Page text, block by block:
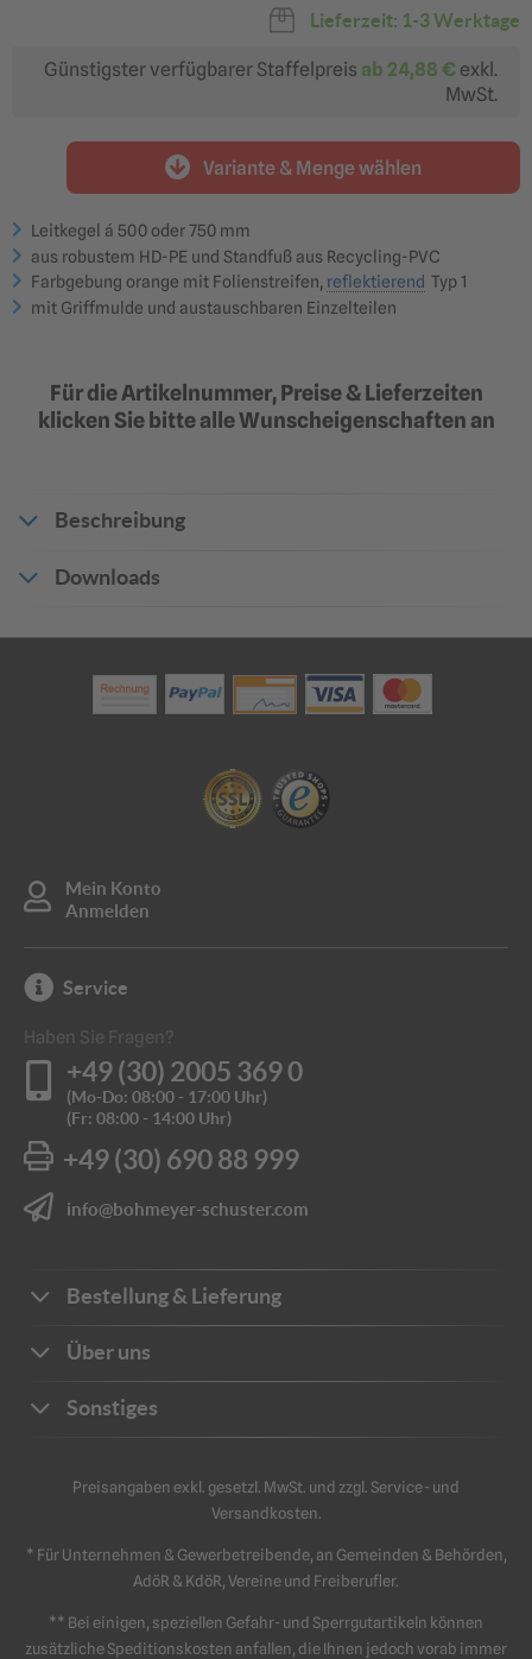
Lieferzeit: 1-3 Werktage
Günstigster verfügbarer Staffelpreis ab 24,88 € exkl.
MwSt.
Variante & Menge wählen
Leitkegel á 500 oder 750 mm
aus robustem HD-PE und Standfuß aus Recycling-PVC
Farbgebung orange mit Folienstreifen, reflektierend Typ 1
mit Griffmulde und austauschbaren Einzelteilen
Für die Artikelnummer, Preise & Lieferzeiten
klicken Sie bitte alle Wunscheigenschaften an
Angebot anfragen
Beschreibung
individuellen und flexiblen Einsatz als Leit- und
hergestellt aus robustem HD-PE mit Recycling-
Fußplatte und einem Kegelkopf mit Griffmulde
reflektierende Folie Typ 1
Downloads
Mein Konto
Anmelden
Service
Haben Sie Fragen?
+49 (30) 2005 369 0
(Mo-Do: 08:00 - 17:00 Uhr)
(Fr: 08:00 - 14:00 Uhr)
+49 (30) 690 88 999
info@bohmeyer-schuster.com
Bestellung & Lieferung
Zahlungsarten
Frachtkosten
Schriftliche Angebote
Retouren & Reklamation
Über uns
Unternehmen
Kontakt
Sonstiges
Impressum
Preisangaben exkl. gesetzl. MwSt. und zzgl. Service- und
Versandkosten.
* Für Unternehmen & Gewerbetreibende, an Gemeinden & Behörden,
AdöR & KdöR, Vereine und Freiberufler.
** Bei einigen, speziellen Gefahr- und Sperrgutartikeln können
zusätzliche Speditionskosten anfallen, die Ihnen jedoch vorab immer